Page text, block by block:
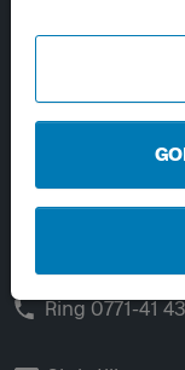
Kontakta oss
Öppet vardagar
Helger och
Ring 0771-41